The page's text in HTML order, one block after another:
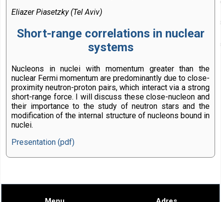
Eliazer Piasetzky (Tel Aviv)
Short-range correlations in nuclear
systems
Nucleons in nuclei with momentum greater than the
nuclear Fermi momentum are predominantly due to close-
proximity neutron-proton pairs, which interact via a strong
short-range force. I will discuss these close-nucleon and
their importance to the study of neutron stars and the
modification of the internal structure of nucleons bound in
nuclei.
Presentation (pdf)